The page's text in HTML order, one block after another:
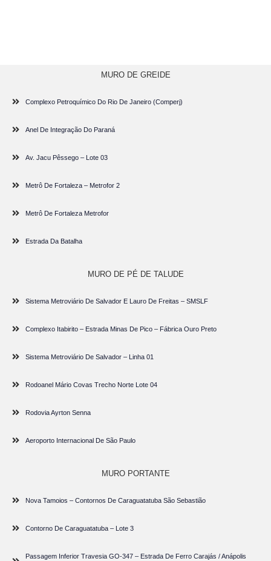
MURO DE GREIDE
Complexo Petroquímico Do Rio De Janeiro (Comperj)
Anel De Integração Do Paraná
Av. Jacu Pêssego – Lote 03
Metrô De Fortaleza – Metrofor 2
Metrô De Fortaleza Metrofor
Estrada Da Batalha
MURO DE PÉ DE TALUDE
Sistema Metroviário De Salvador E Lauro De Freitas – SMSLF
Complexo Itabirito – Estrada Minas De Pico – Fábrica Ouro Preto
Sistema Metroviário De Salvador – Linha 01
Rodoanel Mário Covas Trecho Norte Lote 04
Rodovia Ayrton Senna
Aeroporto Internacional De São Paulo
MURO PORTANTE
Nova Tamoios – Contornos De Caraguatatuba São Sebastião
Contorno De Caraguatatuba – Lote 3
Passagem Inferior Travesia GO-347 – Estrada De Ferro Carajás / Anápolis